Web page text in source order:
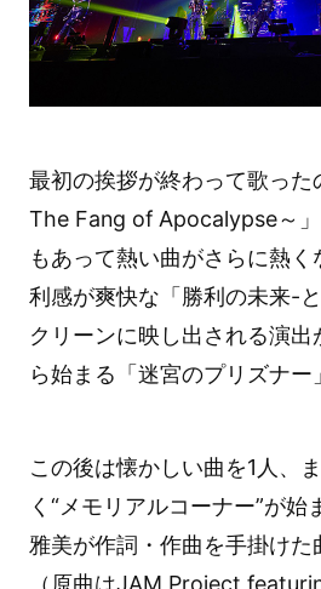
最初の挨拶が終わって歌った
The Fang of Apocalypse～
もあって熱い曲がさらに熱
利感が爽快な「勝利の未来-
クリーンに映し出される演
ら始まる「迷宮のプリズナー
この後は懐かしい曲を1人、
く“メモリアルコーナー”が
雅美が作詞・作曲を手掛けた
（原曲はJAM Project